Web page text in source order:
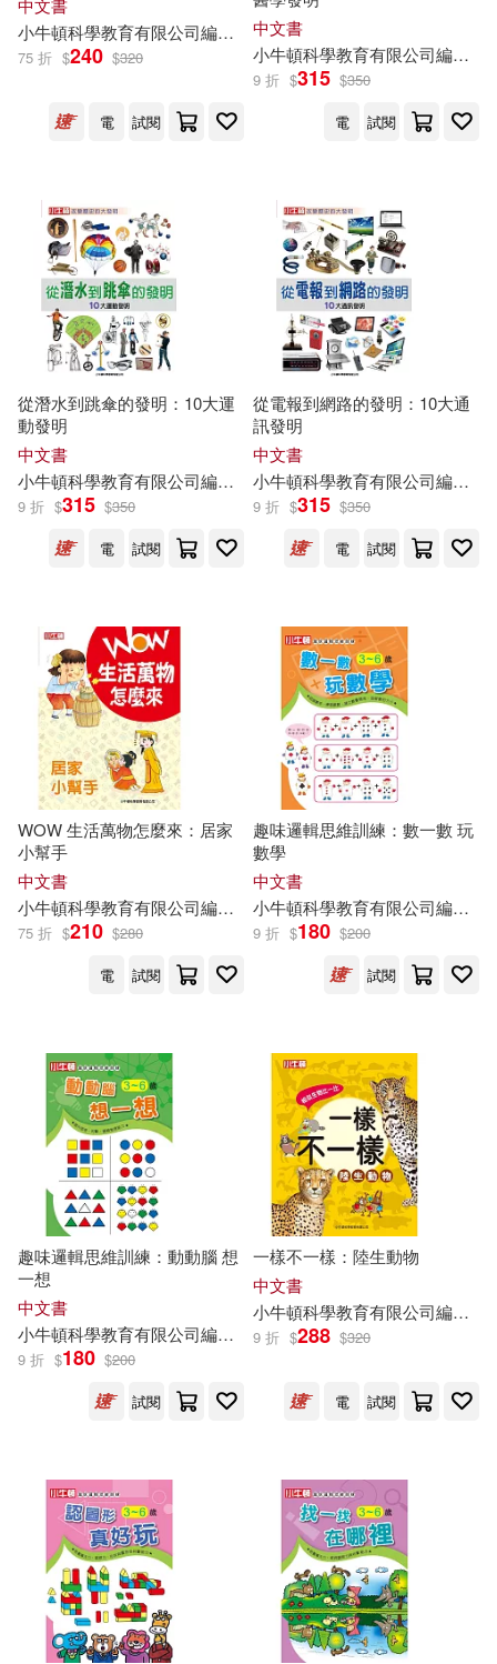
中文書
小牛頓科學教育有限公司編輯 團隊 廖篤誠
75 折 $240 $320
電 試閱
中文書
小牛頓科學教育有限公司編輯
9 折 $315 $350
電
試閱
從潛水到跳傘的發明：10大運
動發明
中文書
小牛頓科學教育有限公司編輯 團隊
9 折 $315 $350
電
試閱
從電報到網路的發明：10大通
訊發明
中文書
小牛頓科學教育有限公司編輯
9 折 $315 $350
電
試閱
WOW 生活萬物怎麼來：居家
小幫手
中文書
小牛頓科學教育有限公司編輯 團隊 蔡琇惠 蘇偉宇 邱崇杰 黃法
75 折 $210 $280
電
試閱
趣味邏輯思維訓練：數一數 玩
數學
中文書
小牛頓科學教育有限公司編輯
9 折 $180 $200
試閱
趣味邏輯思維訓練：動動腦 想
一想
中文書
小牛頓科學教育有限公司編輯 團隊
9 折 $180 $200
試閱
一樣不一樣：陸生動物
中文書
小牛頓科學教育有限公司編輯
9 折 $288 $320
電 試閱